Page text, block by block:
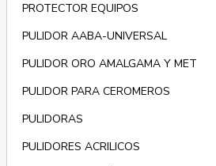
PROTECTOR EQUIPOS
PULIDOR AABA-UNIVERSAL
PULIDOR ORO AMALGAMA Y MET
PULIDOR PARA CEROMEROS
PULIDORAS
PULIDORES ACRILICOS